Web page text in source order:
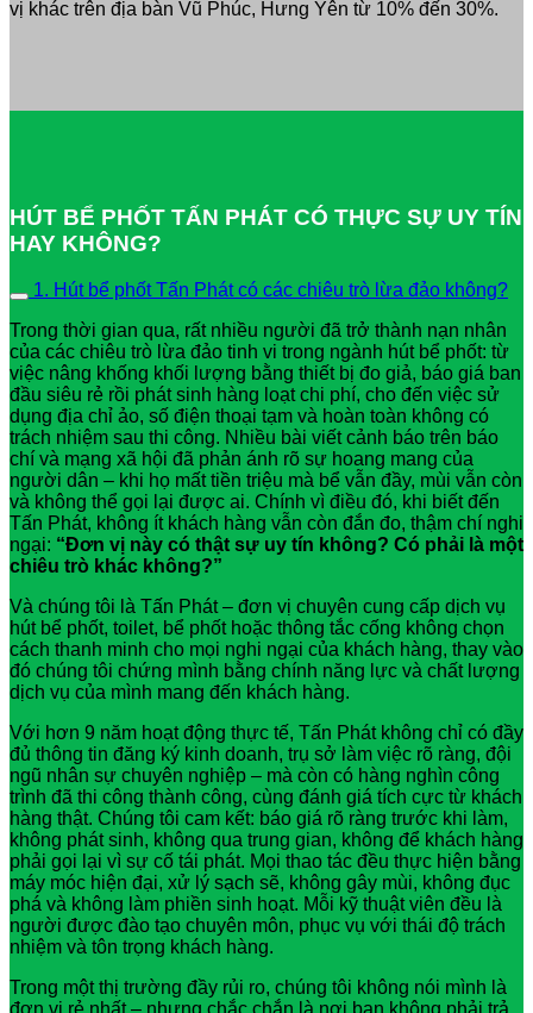
vị khác trên địa bàn Vũ Phúc, Hưng Yên từ 10% đến 30%.
HÚT BỂ PHỐT TẤN PHÁT CÓ THỰC SỰ UY TÍN
HAY KHÔNG?
1. Hút bể phốt Tấn Phát có các chiêu trò lừa đảo không?
Trong thời gian qua, rất nhiều người đã trở thành nạn nhân
của các chiêu trò lừa đảo tinh vi trong ngành hút bể phốt: từ
việc nâng khống khối lượng bằng thiết bị đo giả, báo giá ban
đầu siêu rẻ rồi phát sinh hàng loạt chi phí, cho đến việc sử
dụng địa chỉ ảo, số điện thoại tạm và hoàn toàn không có
trách nhiệm sau thi công. Nhiều bài viết cảnh báo trên báo
chí và mạng xã hội đã phản ánh rõ sự hoang mang của
người dân – khi họ mất tiền triệu mà bể vẫn đầy, mùi vẫn còn
và không thể gọi lại được ai. Chính vì điều đó, khi biết đến
Tấn Phát, không ít khách hàng vẫn còn đắn đo, thậm chí nghi
ngại: “Đơn vị này có thật sự uy tín không? Có phải là một
chiêu trò khác không?”
Và chúng tôi là Tấn Phát – đơn vị chuyên cung cấp dịch vụ
hút bể phốt, toilet, bể phốt hoặc thông tắc cống không chọn
cách thanh minh cho mọi nghi ngại của khách hàng, thay vào
đó chúng tôi chứng mình bằng chính năng lực và chất lượng
dịch vụ của mình mang đến khách hàng.
Với hơn 9 năm hoạt động thực tế, Tấn Phát không chỉ có đầy
đủ thông tin đăng ký kinh doanh, trụ sở làm việc rõ ràng, đội
ngũ nhân sự chuyên nghiệp – mà còn có hàng nghìn công
trình đã thi công thành công, cùng đánh giá tích cực từ khách
hàng thật. Chúng tôi cam kết: báo giá rõ ràng trước khi làm,
không phát sinh, không qua trung gian, không để khách hàng
phải gọi lại vì sự cố tái phát. Mọi thao tác đều thực hiện bằng
máy móc hiện đại, xử lý sạch sẽ, không gây mùi, không đục
phá và không làm phiền sinh hoạt. Mỗi kỹ thuật viên đều là
người được đào tạo chuyên môn, phục vụ với thái độ trách
nhiệm và tôn trọng khách hàng.
Trong một thị trường đầy rủi ro, chúng tôi không nói mình là
đơn vị rẻ nhất – nhưng chắc chắn là nơi bạn không phải trả